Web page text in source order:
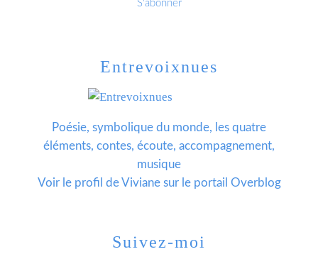
Entrevoixnues
Poésie, symbolique du monde, les quatre
éléments, contes, écoute, accompagnement,
musique
Voir le profil deVivianesur le portail Overblog
Suivez-moi